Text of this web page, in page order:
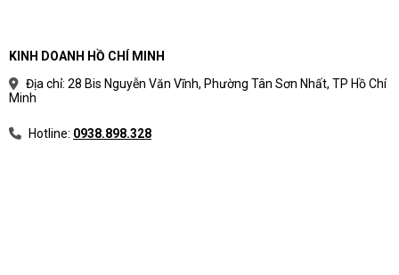
KINH DOANH HỒ CHÍ MINH
Địa chỉ: 28 Bis Nguyễn Văn Vĩnh, Phường Tân Sơn Nhất, TP Hồ Chí
Minh
Hotline: 0938.898.328